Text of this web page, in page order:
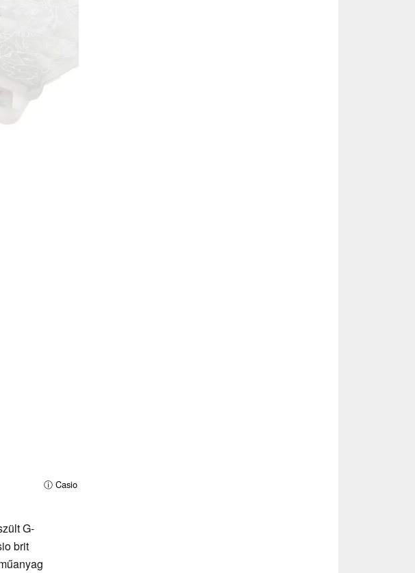
ⓘ Casio
G-
brit